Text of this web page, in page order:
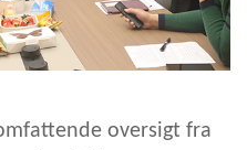
oversigt fra